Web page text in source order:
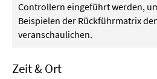
Controllern eingeführt werden,
Beispielen der Rückführmatrix
veranschaulichen.
Zeit & Ort